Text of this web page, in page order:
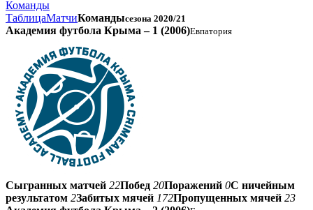
Команды
ТаблицаМатчиКомандысезона 2020/21
Академия футбола Крыма – 1 (2006)Евпатория
Сыгранных матчей 22Побед 20Поражений 0С ничейным
результатом 2Забитых мячей 172Пропущенных мячей 23